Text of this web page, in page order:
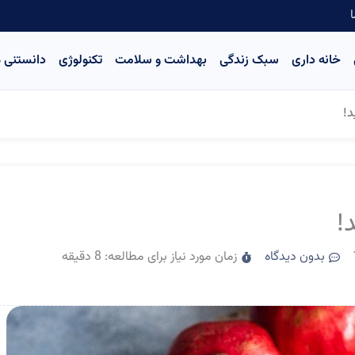
خانه داری سبک زندگی بهداشت و سلامت تکنولوژی دانستنی
بدون دیدگاه زمان مورد نیاز برای مطالعه: 8 دقیقه